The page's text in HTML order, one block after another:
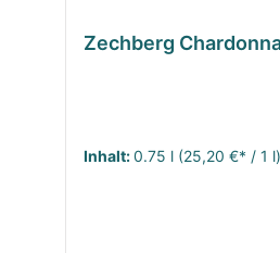
Zechberg
Inhalt:0.75 l (25,20 €* / 1 l)